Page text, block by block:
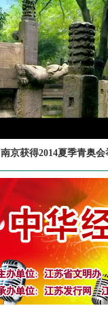
南京获得2014夏季青奥会